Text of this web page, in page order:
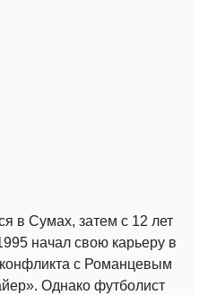
в Сумах, затем с 12 лет
начал свою карьеру в
с Романцевым
Однако футболист